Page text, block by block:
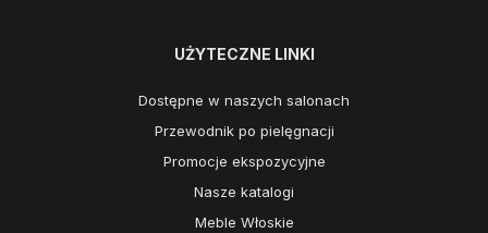
UŻYTECZNE LINKI
Dostępne w naszych salonach
Przewodnik po pielęgnacji
Promocje ekspozycyjne
Nasze katalogi
Meble Włoskie